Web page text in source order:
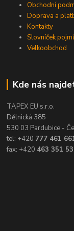
Obchodní
Doprava a
Kontakty
Slovníček
Velkoobchod
Kde nás
TAPEX EU s.r.o.
Dělnická 385
530 03 Pardubice -
tel: +420 777 461
fax: +420 463 351